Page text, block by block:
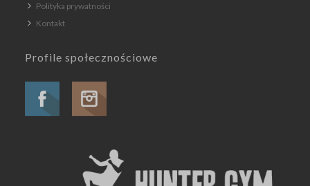
Polityka prywatności
Kontakt
Profile społecznościowe